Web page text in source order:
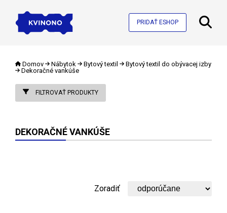
PRIDAŤ ESHOP
Domov Nábytok Bytový textil
Bytový textil do obývacej izby
Dekoračné vankúše
FILTROVAŤ PRODUKTY
DEKORAČNÉ VANKÚŠE
Zoradiť